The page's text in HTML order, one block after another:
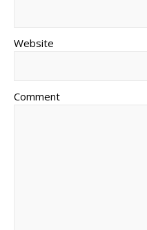
Website
Comment